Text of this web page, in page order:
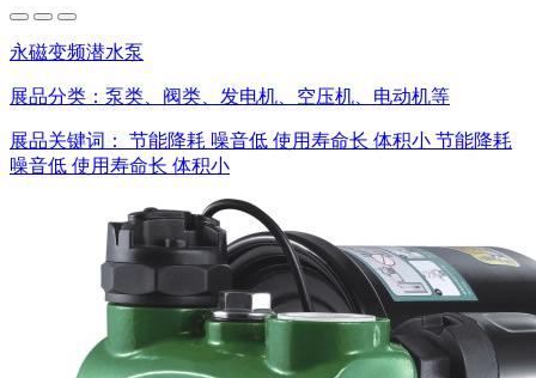
永磁变频潜水泵
展品分类： 泵类、阀类、发电机、空压机、电动机等
展品关键词： 节能降耗 噪音低 使用寿命长 体积小 节能降耗
噪音低 使用寿命长 体积小